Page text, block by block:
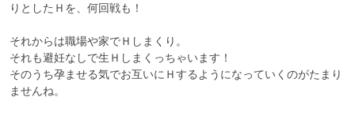
りとしたＨを、何回戦も！
それからは職場や家でＨしまくり。
それも避妊なしで生Ｈしまくっちゃいます！
そのうち孕ませる気でお互いにＨするようになっていくのがたまり
ませんね。